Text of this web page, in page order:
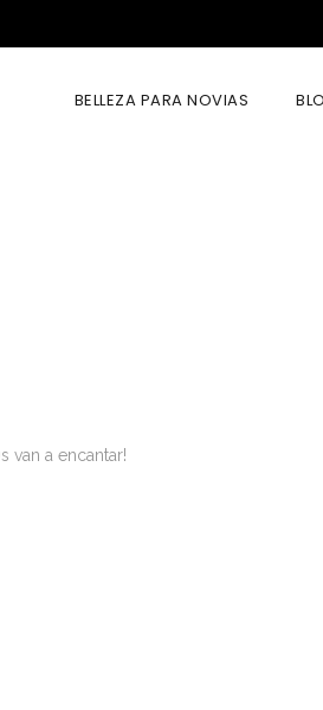
BELLEZA PARA NOVIAS
van a encantar!